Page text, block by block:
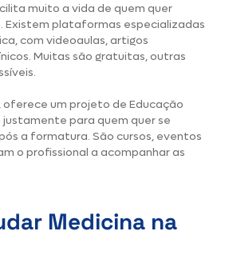
muito a vida de quem quer
Existem plataformas especializadas
com videoaulas, artigos
Muitas são gratuitas, outras
oferece um projeto de Educação
para quem quer se
a formatura. São cursos, eventos
o profissional a acompanhar as
Medicina na